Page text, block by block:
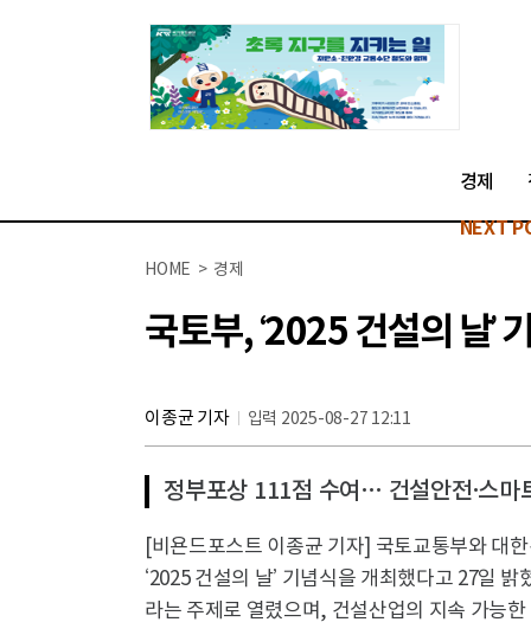
경제
NEXT
HOME > 경제
국토부, ‘2025 건설의 날’
이종균 기자 입력 2025-08-27 12:11
정부포상 111점 수여… 건설안전·스마
[비욘드포스트 이종균 기자] 국토교통부와 대
‘2025 건설의 날’ 기념식을 개최했다고 27일
라는 주제로 열렸으며, 건설산업의 지속 가능